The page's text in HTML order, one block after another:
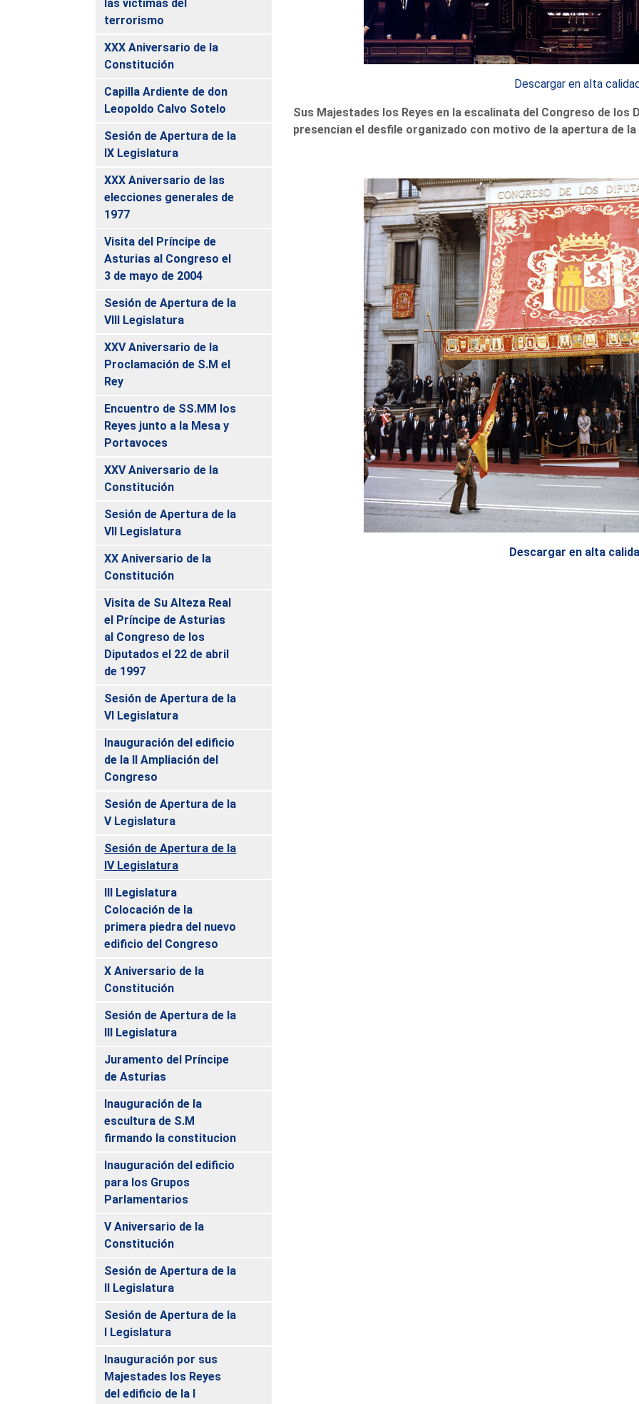
las víctimas del
terrorismo
XXX Aniversario de la
Constitución
Capilla Ardiente de don
Leopoldo Calvo Sotelo
Sesión de Apertura de la
IX Legislatura
XXX Aniversario de las
elecciones generales de
1977
Visita del Príncipe de
Asturias al Congreso el
3 de mayo de 2004
Sesión de Apertura de la
VIII Legislatura
XXV Aniversario de la
Proclamación de S.M el
Rey
Encuentro de SS.MM los
Reyes junto a la Mesa y
Portavoces
XXV Aniversario de la
Constitución
Sesión de Apertura de la
VII Legislatura
XX Aniversario de la
Constitución
Visita de Su Alteza Real
el Príncipe de Asturias
al Congreso de los
Diputados el 22 de abril
de 1997
Sesión de Apertura de la
VI Legislatura
Inauguración del edificio
de la II Ampliación del
Congreso
Sesión de Apertura de la
V Legislatura
Sesión de Apertura de la
IV Legislatura
III Legislatura
Colocación de la
primera piedra del nuevo
edificio del Congreso
X Aniversario de la
Constitución
Sesión de Apertura de la
III Legislatura
Juramento del Príncipe
de Asturias
Inauguración de la
escultura de S.M
firmando la constitucion
Inauguración del edificio
para los Grupos
Parlamentarios
V Aniversario de la
Constitución
Sesión de Apertura de la
II Legislatura
Sesión de Apertura de la
I Legislatura
Inauguración por sus
Majestades los Reyes
del edificio de la I
Descargar en alta
Sus Majestades los Reyes en la escalinata del Congreso de
presencian el desfile organizado con motivo de la apertura de
Descargar en alta